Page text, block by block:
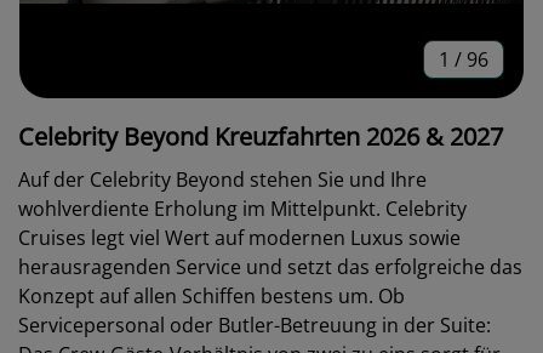
1 / 96
Celebrity Beyond Kreuzfahrten 2026 & 2027
Auf der Celebrity Beyond stehen Sie und Ihre
wohlverdiente Erholung im Mittelpunkt. Celebrity
Cruises legt viel Wert auf modernen Luxus sowie
herausragenden Service und setzt das erfolgreiche das
Konzept auf allen Schiffen bestens um. Ob
Servicepersonal oder Butler-Betreuung in der Suite: